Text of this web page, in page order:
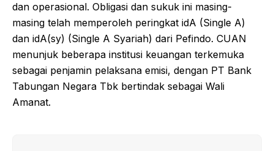
dan operasional. Obligasi dan sukuk ini masing-
masing telah memperoleh peringkat idA (Single A)
dan idA(sy) (Single A Syariah) dari Pefindo. CUAN
menunjuk beberapa institusi keuangan terkemuka
sebagai penjamin pelaksana emisi, dengan PT Bank
Tabungan Negara Tbk bertindak sebagai Wali
Amanat.